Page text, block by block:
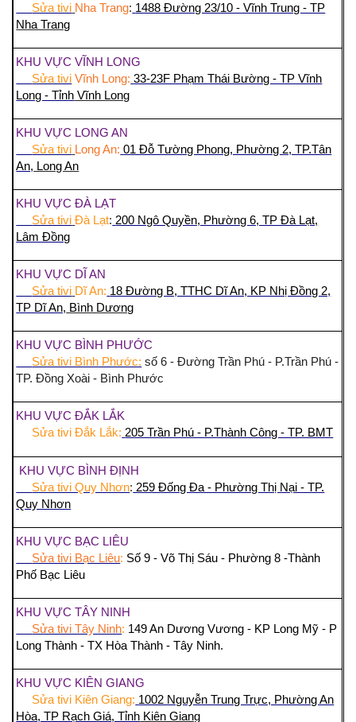
Sửa tivi Nha Trang: 1488 Đường 23/10 - Vĩnh Trung - TP
Nha Trang
KHU VỰC VĨNH LONG
Sửa tivi Vĩnh Long: 33-23F Phạm Thái Bường - TP Vĩnh
Long - Tỉnh Vĩnh Long
KHU VỰC LONG AN
Sửa tivi Long An: 01 Đỗ Tường Phong, Phường 2, TP.Tân
An, Long An
KHU VỰC ĐÀ LẠT
Sửa tivi Đà Lạt: 200 Ngô Quyền, Phường 6, TP Đà Lạt,
Lâm Đồng
KHU VỰC DĨ AN
Sửa tivi Dĩ An: 18 Đường B, TTHC Dĩ An, KP Nhị Đồng 2,
TP Dĩ An, Bình Dương
KHU VỰC BÌNH PHƯỚC
Sửa tivi Bình Phước: số 6 - Đường Trần Phú - P.Trần Phú -
TP. Đồng Xoài - Bình Phước
KHU VỰC ĐẮK LẮK
Sửa tivi Đắk Lắk: 205 Trần Phú - P.Thành Công - TP. BMT
KHU VỰC BÌNH ĐỊNH
Sửa tivi Quy Nhơn: 259 Đống Đa - Phường Thị Nại - TP.
Quy Nhơn
KHU VỰC BẠC LIÊU
Sửa tivi Bạc Liêu: Số 9 - Võ Thị Sáu - Phường 8 -Thành
Phố Bạc Liêu
KHU VỰC TÂY NINH
Sửa tivi Tây Ninh: 149 An Dương Vương - KP Long Mỹ - P
Long Thành - TX Hòa Thành - Tây Ninh.
KHU VỰC KIÊN GIANG
Sửa tivi Kiên Giang: 1002 Nguyễn Trung Trực, Phường An
Hòa, TP Rạch Giá, Tỉnh Kiên Giang